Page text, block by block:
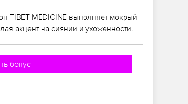
TIBET-MEDICINE выполняет мокрый
акцент на сиянии и ухоженности.
бонус